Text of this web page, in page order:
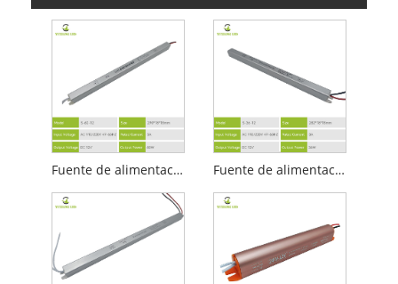
Fuente de alimentación LED ultradelgada de 12v 5a Fuente de alimentación LED ultradelgada de 12v 3a